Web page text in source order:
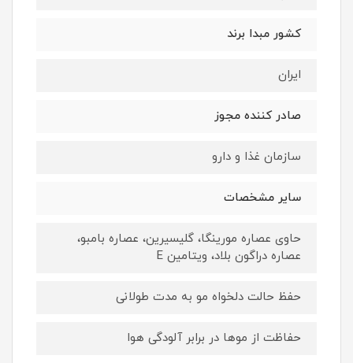
کشور مبدا برند
ایران
صادر کننده مجوز
سازمان غذا و دارو
سایر مشخصات
حاوی عصاره مورینگا، گلیسیرین، عصاره بامبو،
عصاره دراگون بلاد، ویتامین E
حفظ حالت دلخواه مو به مدت طولانی
حفاظت از موها در برابر آلودگی هوا